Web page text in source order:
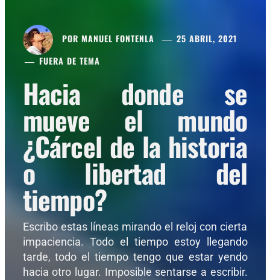
POR MANUEL FONTENLA
25 ABRIL, 2021
FUERA DE TEMA
Hacia donde se
mueve el mundo
¿Cárcel de la historia
o libertad del
tiempo?
Escribo estas líneas mirando el reloj con cierta
impaciencia. Todo el tiempo estoy llegando
tarde, todo el tiempo tengo que estar yendo
hacia otro lugar. Imposible sentarse a escribir.